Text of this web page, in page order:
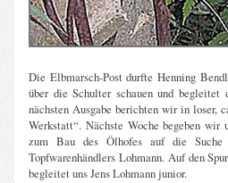
Die Elbmarsch-Post durfte Henning
über die Schulter schauen und begleitet
nächsten Ausgabe berichten wir in loser,
Werkstatt“. Nächste Woche begeben wir
zum Bau des Ölhofes auf die Suche
Topfwarenhändlers Lohmann. Auf den
begleitet uns Jens Lohmann junior.